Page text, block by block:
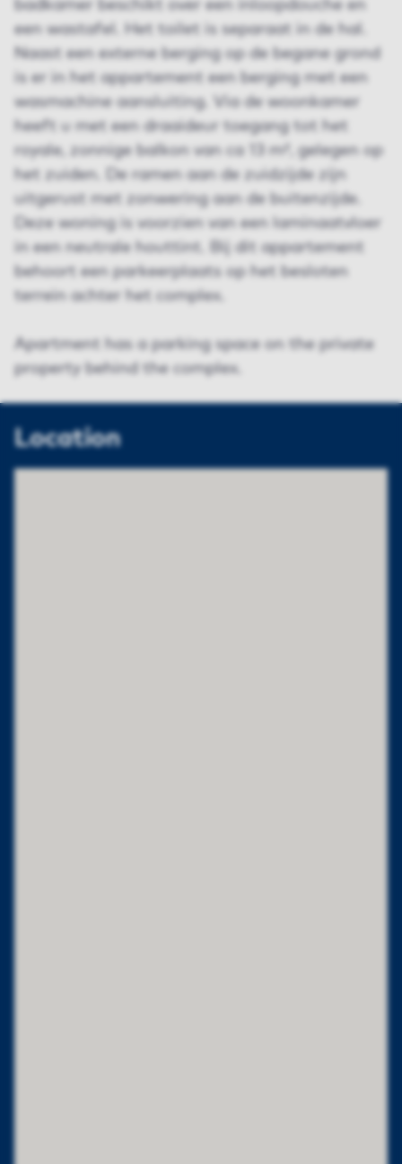
badkamer beschikt over een inloopdouche en
een wastafel. Het toilet is separaat in de hal.
Naast een externe berging op de begane grond
is er in het appartement een berging met een
wasmachine aansluiting. Via de woonkamer
heeft u met een draaideur toegang tot het
royale, zonnige balkon van ca 13 m², gelegen op
het zuiden. De ramen aan de zuidzijde zijn
uitgerust met zonwering aan de buitenzijde.
Deze woning is voorzien van een laminaatvloer
in een neutrale houttint. Bij dit appartement
behoort een parkeerplaats op het besloten
terrein achter het complex.
Apartment has a parking space on the private
property behind the complex.
Location